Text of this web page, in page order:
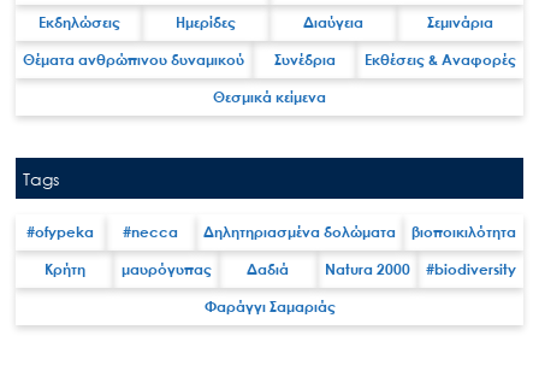
Εκδηλώσεις Ημερίδες Διαύγεια Σεμινάρια
Θέματα ανθρώπινου δυναμικού Συνέδρια Εκθέσεις & Αναφορές
Θεσμικά κείμενα
Tags
#ofypeka #necca Δηλητηριασμένα δολώματα βιοποικιλότητα
Κρήτη μαυρόγυπας Δαδιά Natura 2000 #biodiversity
Φαράγγι Σαμαριάς